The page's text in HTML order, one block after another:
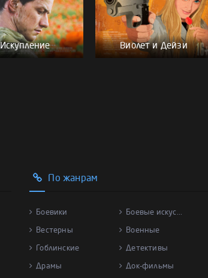
Искупление Виолет и Дейзи
По жанрам
Боевики Боевые искус...
Вестерны Военные
Гоблинские Детективы
Драмы Док-фильмы